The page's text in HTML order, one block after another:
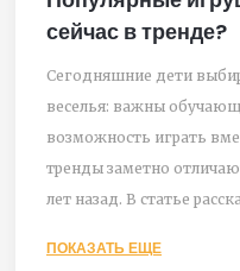
сейчас в тренде?
Сегодняшние дети
веселья: важны
возможность играть
тренды заметно
лет назад. В статье
что стоит обратить
ПОКАЗАТЬ ЕЩЕ